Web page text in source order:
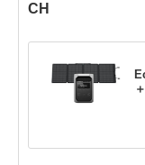
CH